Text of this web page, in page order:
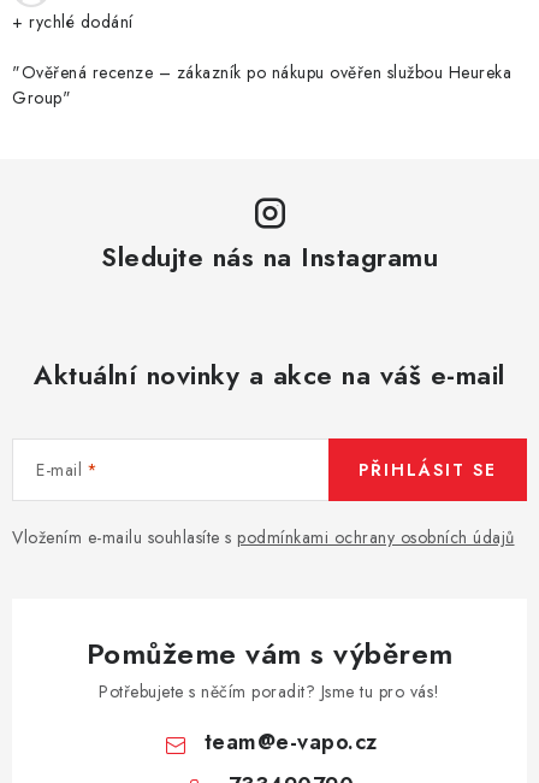
+ rychlé dodání
"Ověřená recenze – zákazník po nákupu ověřen službou Heureka
Group"
Sledujte nás na Instagramu
Aktuální novinky a akce na váš e-mail
E-mail
Vložením e-mailu souhlasíte s podmínkami ochrany osobních údajů
PŘIHLÁSIT SE
Pomůžeme vám s výběrem
Potřebujete s něčím poradit? Jsme tu pro vás!
team@e-vapo.cz